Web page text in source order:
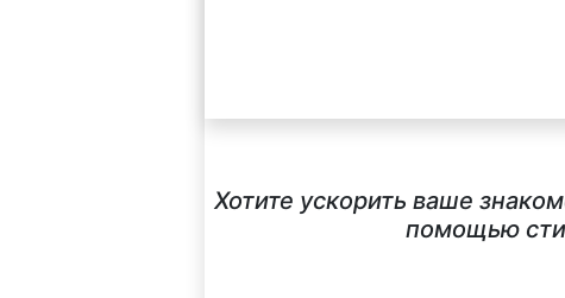
Хотите ускорить ваше
помощью